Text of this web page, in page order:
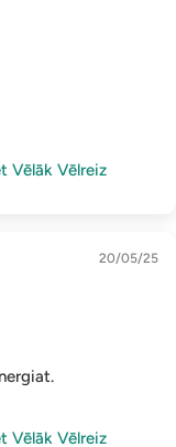
Vēlāk Vēlreiz
20/05/25
Vēlāk Vēlreiz